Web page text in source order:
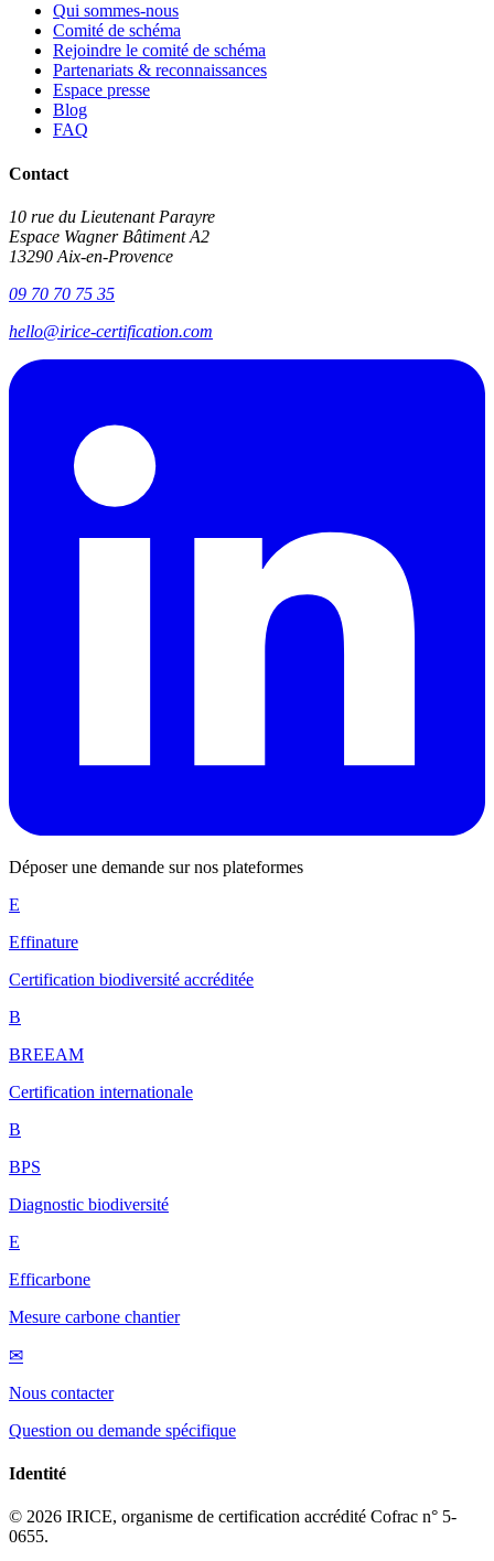
Qui sommes-nous
Comité de schéma
Rejoindre le comité de schéma
Partenariats & reconnaissances
Espace presse
Blog
FAQ
Contact
10 rue du Lieutenant Parayre
Espace Wagner Bâtiment A2
13290 Aix-en-Provence
09 70 70 75 35
hello@irice-certification.com
Déposer une demande sur nos plateformes
E
Effinature
Certification biodiversité accréditée
B
BREEAM
Certification internationale
B
BPS
Diagnostic biodiversité
E
Efficarbone
Mesure carbone chantier
✉
Nous contacter
Question ou demande spécifique
Identité
© 2026 IRICE, organisme de certification accrédité Cofrac n° 5-
0655.